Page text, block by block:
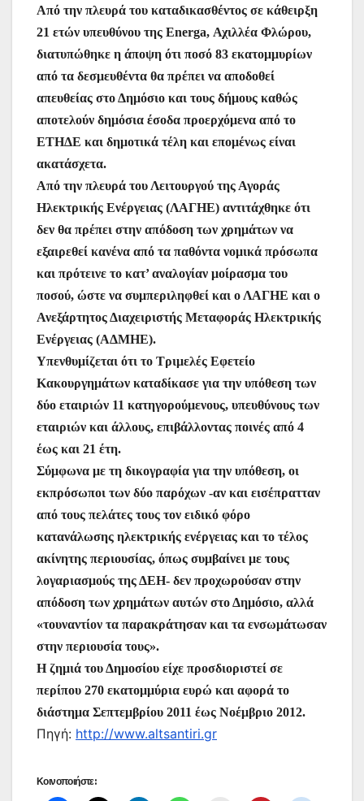
Από την πλευρά του καταδικασθέντος σε κάθειρξη
21 ετών υπευθύνου της Energa, Αχιλλέα Φλώρου,
διατυπώθηκε η άποψη ότι ποσό 83 εκατομμυρίων
από τα δεσμευθέντα θα πρέπει να αποδοθεί
απευθείας στο Δημόσιο και τους δήμους καθώς
αποτελούν δημόσια έσοδα προερχόμενα από το
ΕΤΗΔΕ και δημοτικά τέλη και επομένως είναι
ακατάσχετα.
Από την πλευρά του Λειτουργού της Αγοράς
Ηλεκτρικής Ενέργειας (ΛΑΓΗΕ) αντιτάχθηκε ότι
δεν θα πρέπει στην απόδοση των χρημάτων να
εξαιρεθεί κανένα από τα παθόντα νομικά πρόσωπα
και πρότεινε το κατ’ αναλογίαν μοίρασμα του
ποσού, ώστε να συμπεριληφθεί και ο ΛΑΓΗΕ και ο
Ανεξάρτητος Διαχειριστής Μεταφοράς Ηλεκτρικής
Ενέργειας (ΑΔΜΗΕ).
Υπενθυμίζεται ότι το Τριμελές Εφετείο
Κακουργημάτων καταδίκασε για την υπόθεση των
δύο εταιριών 11 κατηγορούμενους, υπευθύνους των
εταιριών και άλλους, επιβάλλοντας ποινές από 4
έως και 21 έτη.
Σύμφωνα με τη δικογραφία για την υπόθεση, οι
εκπρόσωποι των δύο παρόχων -αν και εισέπρατταν
από τους πελάτες τους τον ειδικό φόρο
κατανάλωσης ηλεκτρικής ενέργειας και το τέλος
ακίνητης περιουσίας, όπως συμβαίνει με τους
λογαριασμούς της ΔΕΗ- δεν προχωρούσαν στην
απόδοση των χρημάτων αυτών στο Δημόσιο, αλλά
«τουναντίον τα παρακράτησαν και τα ενσωμάτωσαν
στην περιουσία τους».
Η ζημιά του Δημοσίου είχε προσδιοριστεί σε
περίπου 270 εκατομμύρια ευρώ και αφορά το
διάστημα Σεπτεμβρίου 2011 έως Νοέμβριο 2012.
Πηγή: http://www.altsantiri.gr
Κοινοποιήστε: